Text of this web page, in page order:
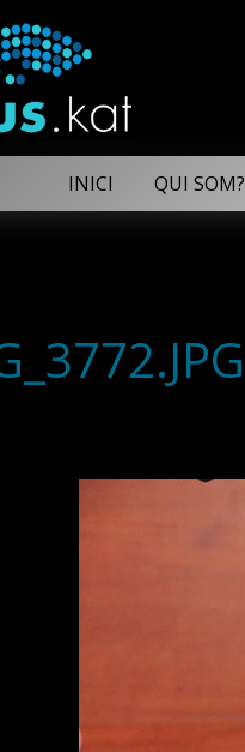
INICI QUI SOM?